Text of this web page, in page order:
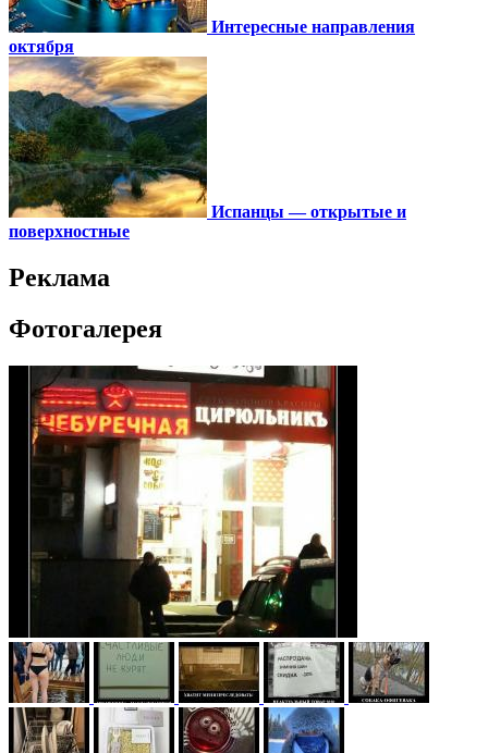
Интересные направления
октября
Испанцы — открытые и
поверхностные
Реклама
Фотогалерея